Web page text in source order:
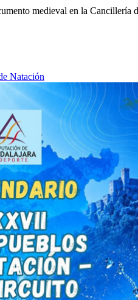
medieval en la Cancillería
Natación